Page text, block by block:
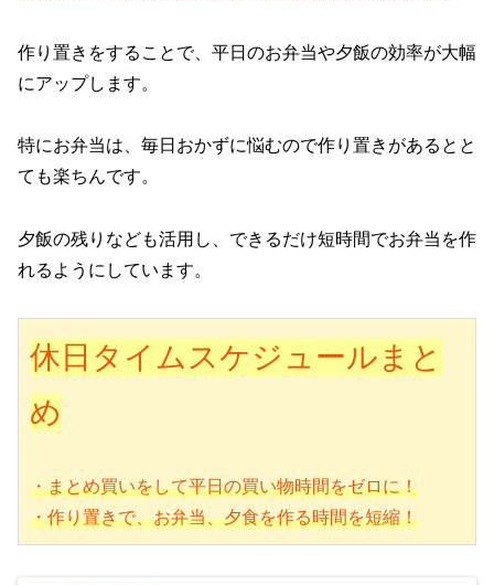
作り置きをすることで、平日のお弁当や夕飯の効率が大幅
にアップします。
特にお弁当は、毎日おかずに悩むので作り置きがあるとと
ても楽ちんです。
夕飯の残りなども活用し、できるだけ短時間でお弁当を作
れるようにしています。
休日タイムスケジュールまと
め
・まとめ買いをして平日の買い物時間をゼロに！
・作り置きで、お弁当、夕食を作る時間を短縮！